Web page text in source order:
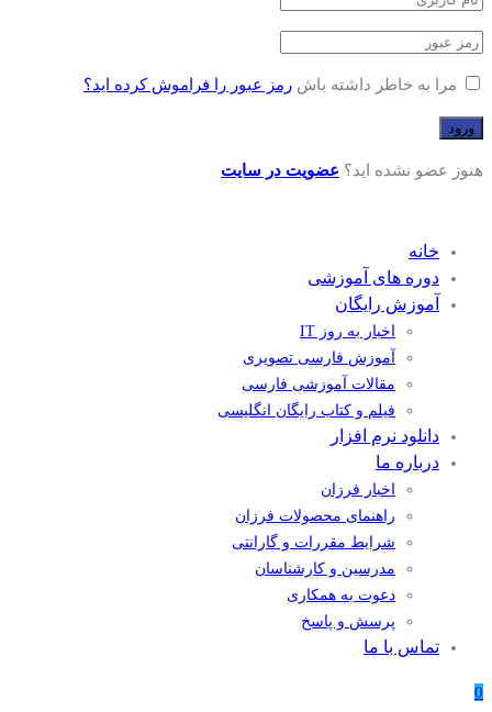
مرا به خاطر داشته باش رمز عبور را فراموش کرده اید؟
هنوز عضو نشده اید؟ عضویت در سایت
خانه
دوره های آموزشی
آموزش رایگان
اخبار به روز IT
آموزش فارسی تصویری
مقالات آموزشی فارسی
فیلم و کتاب رایگان انگلیسی
دانلود نرم افزار
درباره ما
اخبار فرزان
راهنمای محصولات فرزان
شرایط مقررات و گارانتی
مدرسین و کارشناسان
دعوت به همکاری
پرسش و پاسخ
تماس با ما
0